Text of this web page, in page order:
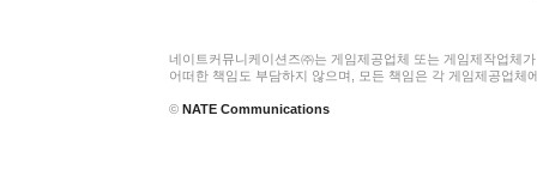
네이트커뮤니케이션즈㈜는 게임제공업체 또는 게임제작업체
어떠한 책임도 부담하지 않으며, 모든 책임은 각 게임제공업체
© NATE Communications